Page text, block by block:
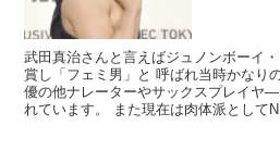
武田真治さんと言えばジュノンボーイ
賞し「フェミ男」と 呼ばれ当時かなり
優の他ナレーターやサックスプレイヤ
れています。 また現在は肉体派として